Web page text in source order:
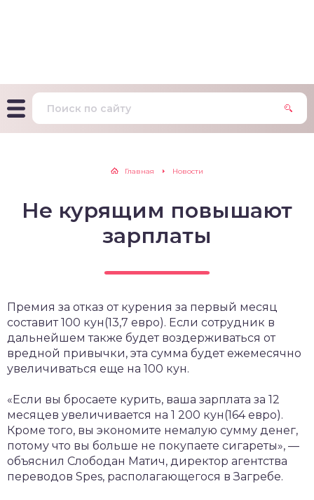
Главная Новости
Не курящим повышают
зарплаты
Премия за отказ от курения за первый месяц
составит 100 кун(13,7 евро). Если сотрудник в
дальнейшем также будет воздерживаться от
вредной привычки, эта сумма будет ежемесячно
увеличиваться еще на 100 кун.
«Если вы бросаете курить, ваша зарплата за 12
месяцев увеличивается на 1 200 кун(164 евро).
Кроме того, вы экономите немалую сумму денег,
потому что вы больше не покупаете сигареты», —
объяснил Слободан Матич, директор агентства
переводов Spes, располагающегося в Загребе.
на определение типа
поведения
зависимости
курильщика –
расчет